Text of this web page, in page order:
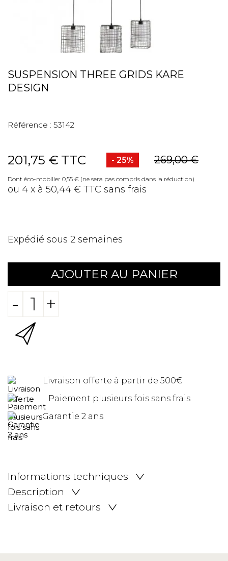
SUSPENSION THREE GRIDS KARE
DESIGN
Référence : 53142
201,75 € TTC - 25% 269,00 €
Dont éco-mobilier 0,55 € (ne sera pas compris dans la réduction)
ou 4 x à 50,44 € TTC sans frais
Expédié sous 2 semaines
AJOUTER AU PANIER
- +
Livraison offerte à partir de 500€
Paiement plusieurs fois sans frais
Garantie 2 ans
Informations techniques
Description
Livraison et retours